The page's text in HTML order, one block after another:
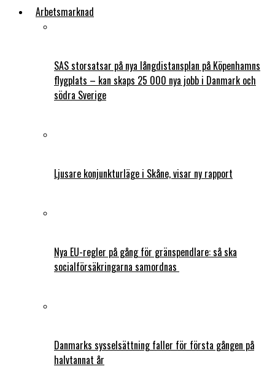
Arbetsmarknad
SAS storsatsar på nya långdistansplan på Köpenhamns
flygplats – kan skaps 25 000 nya jobb i Danmark och
södra Sverige
Ljusare konjunkturläge i Skåne, visar ny rapport
Nya EU-regler på gång för gränspendlare: så ska
socialförsäkringarna samordnas
Danmarks sysselsättning faller för första gången på
halvtannat år